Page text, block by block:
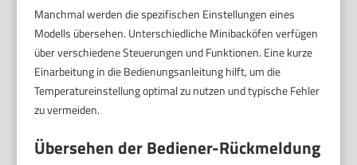
Manchmal werden die spezifischen Einstellungen eines
Modells übersehen. Unterschiedliche Minibacköfen verfügen
über verschiedene Steuerungen und Funktionen. Eine kurze
Einarbeitung in die Bedienungsanleitung hilft, um die
Temperatureinstellung optimal zu nutzen und typische Fehler
zu vermeiden.
Übersehen der Bediener-Rückmeldung